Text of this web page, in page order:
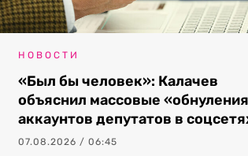
НОВОСТИ
«Был бы человек»: Калачев
объяснил массовые
аккаунтов депутатов в
07.08.2026 / 06:45